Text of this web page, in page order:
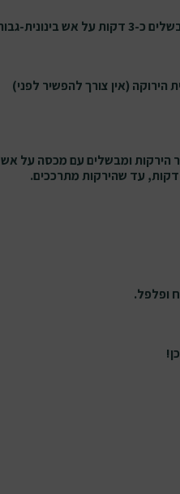
גבוהה.
הירוקה (אין צורך להפשיר לפני)
הירקות ומבשלים עם מכסה על אש
ופלפל.